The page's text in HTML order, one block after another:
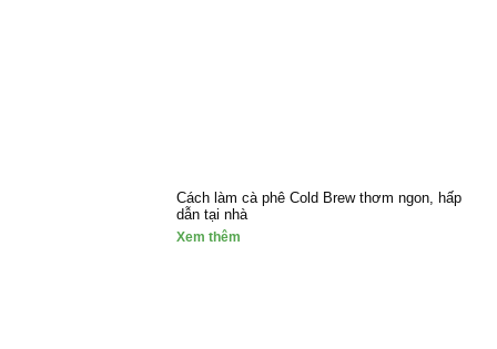
Cách làm cà phê Cold Brew thơm ngon, hấp
dẫn tại nhà
Xem thêm